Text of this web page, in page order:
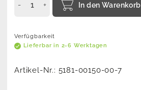
In den Warenkorb
Verfügbarkeit
Lieferbar in 2-6 Werktagen
Artikel-Nr.: 5181-00150-00-7